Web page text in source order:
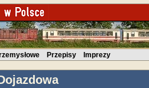
Przepisy Imprezy